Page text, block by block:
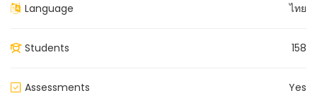
Language ไทย
Students 158
Assessments Yes